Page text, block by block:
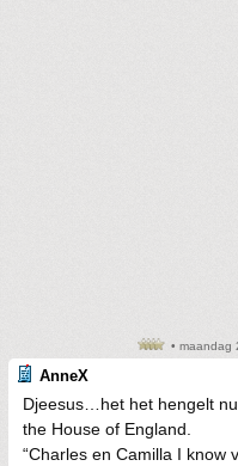
• maandag
AnneX
Djeesus…het het hengelt
the House of England.
“Charles en Camilla I know